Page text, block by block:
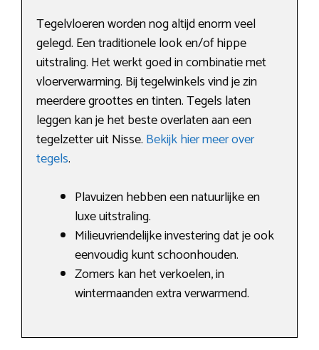
Tegelvloeren worden nog altijd enorm veel
gelegd. Een traditionele look en/of hippe
uitstraling. Het werkt goed in combinatie met
vloerverwarming. Bij tegelwinkels vind je zin
meerdere groottes en tinten. Tegels laten
leggen kan je het beste overlaten aan een
tegelzetter uit Nisse. Bekijk hier meer over
tegels.
Plavuizen hebben een natuurlijke en
luxe uitstraling.
Milieuvriendelijke investering dat je ook
eenvoudig kunt schoonhouden.
Zomers kan het verkoelen, in
wintermaanden extra verwarmend.